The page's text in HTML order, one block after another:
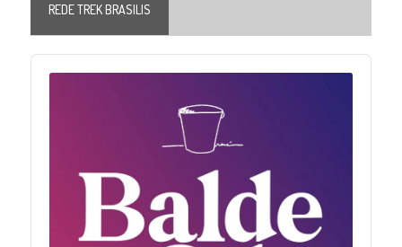
REDE TREK BRASILIS
Audio
Player